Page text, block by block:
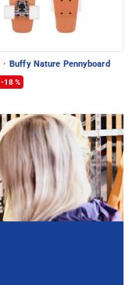
· Buffy Nature Pennyboard
-18 %